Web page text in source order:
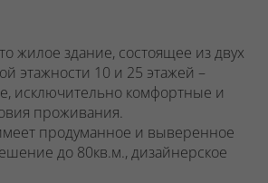
жилое здание, состоящее из двух
этажности 10 и 25 этажей –
исключительно комфортные и
проживания.
продуманное и выверенное
до 80кв.м., дизайнерское